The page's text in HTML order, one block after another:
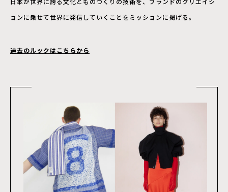
ョンに乗せて世界に発信していくことをミッションに掲げる。
過去のルックはこちらから